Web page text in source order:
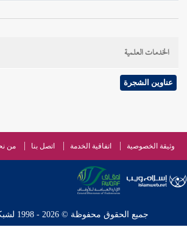
الخدمات العلمية
عناوين الشجرة
وثيقة الخصوصية اتفاقية الخدمة اتصل بنا من
جميع الحقوق محفوظة © 2026 - 1998 لشبكة إسلام ويب